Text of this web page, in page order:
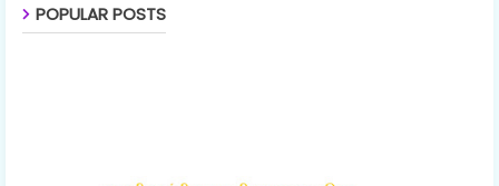
POPULAR POSTS